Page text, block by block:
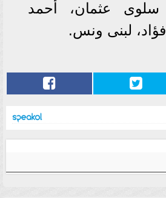
عثمان، أحمد
لبنى ونس.